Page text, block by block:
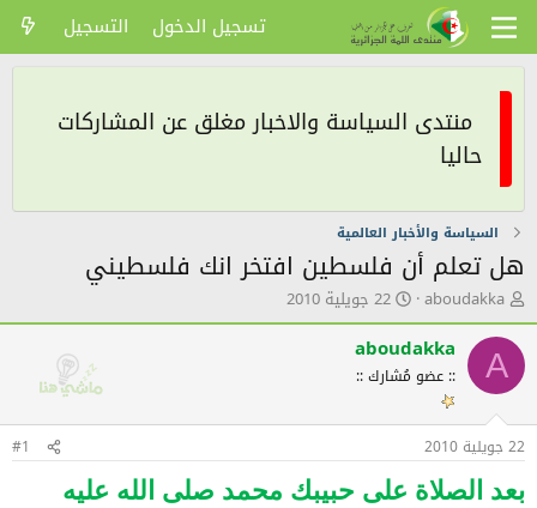
تسجيل الدخول التسجيل
منتدى السياسة والاخبار مغلق عن المشاركات
حاليا
السياسة والأخبار العالمية
هل تعلم أن فلسطين افتخر انك فلسطيني
ك
ا
ت
ب
ا
م
و
ض
و
aboudakka ت
ا
ر
ي
خ
ل
ش
ر
22 جويلية 2010
A
aboudakka
:: عضو مُشارك ::
22 جويلية 2010 #1
بعد الصلاة على حبيبك محمد صلى الله عليه